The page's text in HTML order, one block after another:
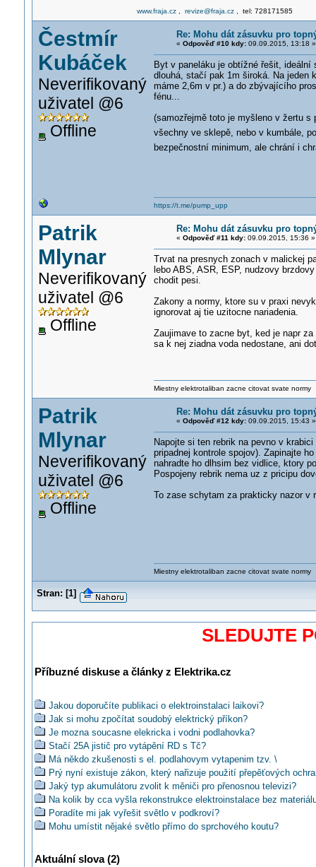
www.fraja.cz, revize@fraja.cz, tel: 728171585
Čestmír
Kubáček
Neverifikovaný
uživatel @6
Offline
Re: Mohu dát zásuvku pro
« Odpověď #10 kdy:09.09.2015, 13:18 »
Byt v paneláku je obtížné řešit,
dlouhá, stačí pak 1m široká. Na jeden
máme 2,6m v pr.) a do zbývajícího
fénu...
(samozřejmě toto je myšleno v žertu
všechny ve sklepě, nebo v kumbále,
bezpečnostní minimum, ale chrání i
https://t.me/pump_upp
Patrik
Mlynar
Neverifikovaný
uživatel @6
Offline
Re: Mohu dát zásuvku pro
« Odpověď #11 kdy:09.09.2015, 15:36 »
Trvat na presnych zonach v malickej
lebo ABS, ASR, ESP, nudzovy
chodit pesi.
Zakony a normy, ktore su v praxi
ignorovat aj tie uzitocne nariadenia.
Zaujimave to zacne byt, ked je napr
sa k nej ziadna voda nedostane, ani
Miestny elektrotaliban zacne citovat svate normy
Patrik
Mlynar
Neverifikovaný
uživatel @6
Offline
Re: Mohu dát zásuvku pro
« Odpověď #12 kdy:09.09.2015, 15:43 »
Napojte si ten rebrik na pevno v
pripadnej kontrole spojov). Zapinajte
nahradte ho dlhsim bez vidlice, ktory
Pospojeny rebrik nema uz z pricipu
To zase schytam za prakticky nazor v
Miestny elektrotaliban zacne citovat svate normy
Stran: [1]
SLEDUJTE
Příbuzné diskuse a články z Elektrika.cz
Jakou doporučíte publikaci o elektroinstalaci laikovi?
Jak si mohu zpočítat soudobý elektrický příkon?
Je mozna soucasne elekricka i vodni podlahovka?
Stačí 25A jistič pro vytápění RD s Tč?
Má někdo zkušenosti s el. podlahovym vytapenim tzv. \
Prý nyní existuje zákon, který nařizuje použití přepěťových
Jaký typ akumulátoru zvolit k měniči pro přenosnou televizi?
Na kolik by cca vyšla rekonstrukce elektroinstalace bez
Poradíte mi jak vyřešit světlo v podkroví?
Mohu umístit nějaké světlo přímo do sprchového koutu?
Mohu použít modrý z 5C pro spínání z HDO?
Aktuální slova (2)